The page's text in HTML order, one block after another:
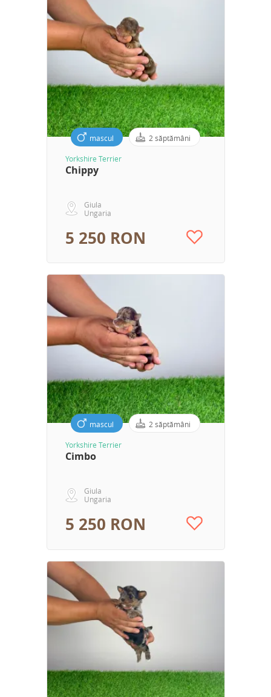
mascul 2 săptămâni
Yorkshire Terrier
Chippy
Giula
Ungaria
5 250 RON
mascul 2 săptămâni
Yorkshire Terrier
Cimbo
Giula
Ungaria
5 250 RON